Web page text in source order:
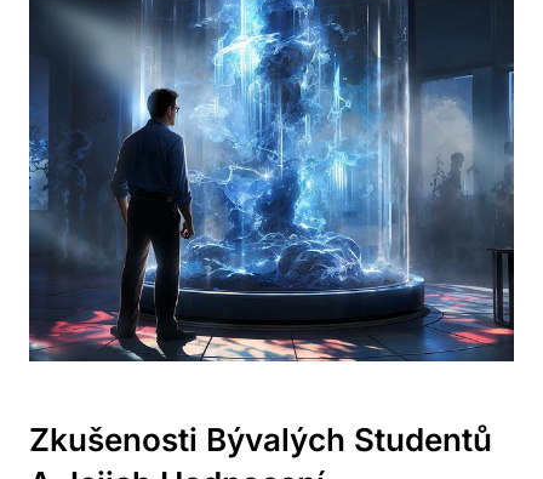
Zkušenosti Bývalých Studentů